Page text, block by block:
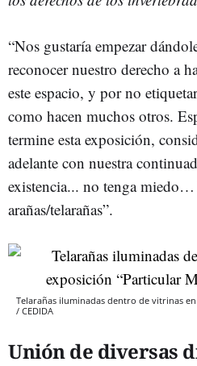
“Nos gustaría empezar
reconocer nuestro derecho a
este espacio, y por no
como hacen muchos otros.
termine esta exposición,
adelante con nuestra
existencia... no tenga
arañas/telarañas”.
Telarañas iluminadas dentro de vitrinas
/ CEDIDA
Unión de diversas